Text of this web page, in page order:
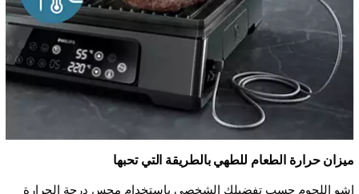
ميزان حرارة الطعام للطهي بالطريقة التي تحبها
اشو اللحوم حسب تفضيلك الشخصي باستخدام مجس درجة الحرارة